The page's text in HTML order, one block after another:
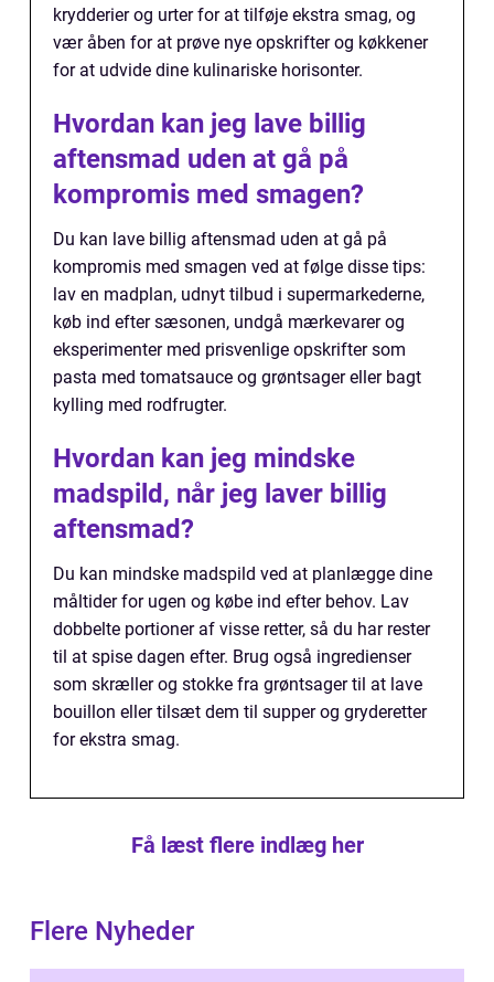
krydderier og urter for at tilføje ekstra smag, og
vær åben for at prøve nye opskrifter og køkkener
for at udvide dine kulinariske horisonter.
Hvordan kan jeg lave billig
aftensmad uden at gå på
kompromis med smagen?
Du kan lave billig aftensmad uden at gå på
kompromis med smagen ved at følge disse tips:
lav en madplan, udnyt tilbud i supermarkederne,
køb ind efter sæsonen, undgå mærkevarer og
eksperimenter med prisvenlige opskrifter som
pasta med tomatsauce og grøntsager eller bagt
kylling med rodfrugter.
Hvordan kan jeg mindske
madspild, når jeg laver billig
aftensmad?
Du kan mindske madspild ved at planlægge dine
måltider for ugen og købe ind efter behov. Lav
dobbelte portioner af visse retter, så du har rester
til at spise dagen efter. Brug også ingredienser
som skræller og stokke fra grøntsager til at lave
bouillon eller tilsæt dem til supper og gryderetter
for ekstra smag.
Få læst flere indlæg her
Flere Nyheder